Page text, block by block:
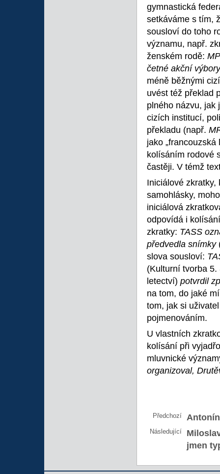
gymnastická
setkáváme s tím,
sousloví do toho
významu, např.
ženském rodě:
četné akční výbory
méně běžnými
uvést též překlad
plného názvu,
cizích institucí,
překladu (např.
jako
kolísáním rodové
častěji. V témž
Iniciálové
samohlásky,
iniciálová
odpovídá i
zkratky: TASS
předvedla snímky
slova sousloví:
(Kulturní tvorba
letectví) potvrdil
na tom, do jaké
tom, jak si
pojmenováním.
U vlastních
kolísání při
mluvnické
organizoval,
Předchozí
Následující
jmen